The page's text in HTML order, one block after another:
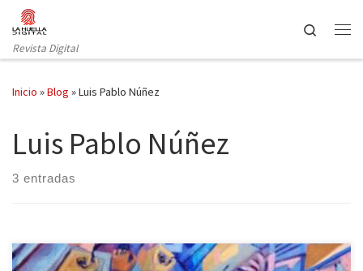
Saltar al contenido
Revista Digital
Search
Inicio »Blog »Luis Pablo Núñez
Luis Pablo Núñez
3 entradas